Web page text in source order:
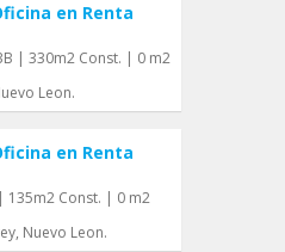
en Renta
| 330m2 Const. | 0 m2
Leon.
en Renta
135m2 Const. | 0 m2
Nuevo Leon.